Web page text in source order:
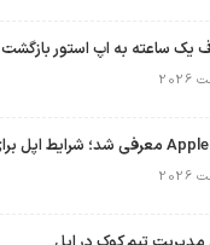
یک ساعته به اپ استور بازگشت